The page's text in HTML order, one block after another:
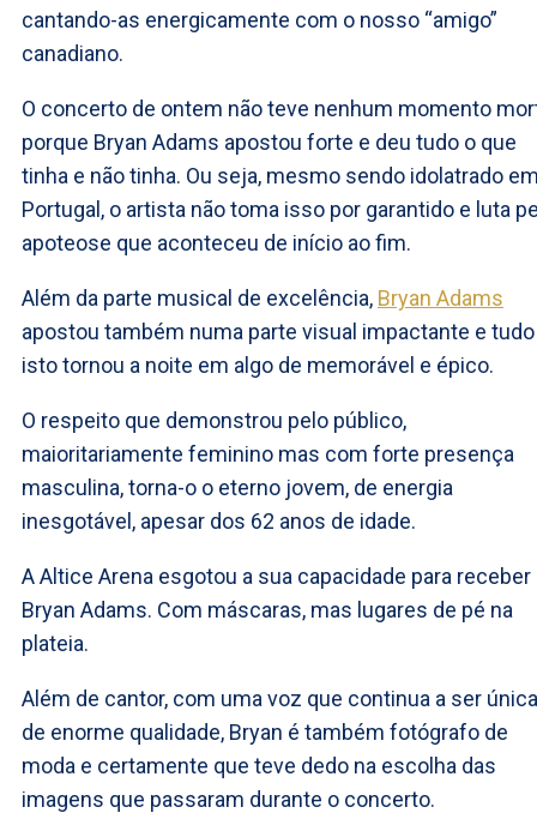
cantando-as energicamente com o nosso “amigo”
canadiano.
O concerto de ontem não teve nenhum momento
porque Bryan Adams apostou forte e deu tudo o que
tinha e não tinha. Ou seja, mesmo sendo idolatrado
Portugal, o artista não toma isso por garantido e luta
apoteose que aconteceu de início ao fim.
Além da parte musical de excelência, Bryan Adams
apostou também numa parte visual impactante e tudo
isto tornou a noite em algo de memorável e épico.
O respeito que demonstrou pelo público,
maioritariamente feminino mas com forte presença
masculina, torna-o o eterno jovem, de energia
inesgotável, apesar dos 62 anos de idade.
A Altice Arena esgotou a sua capacidade para receber
Bryan Adams. Com máscaras, mas lugares de pé na
plateia.
Além de cantor, com uma voz que continua a ser
de enorme qualidade, Bryan é também fotógrafo de
moda e certamente que teve dedo na escolha das
imagens que passaram durante o concerto.